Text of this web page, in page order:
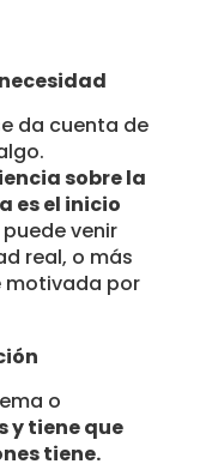
da cuenta de
sobre la
es el inicio
venir
real, o más
motivada por
o
y tiene que
tiene.